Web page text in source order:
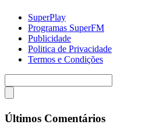
SuperPlay
Programas SuperFM
Publicidade
Politica de Privacidade
Termos e Condições
Últimos Comentários